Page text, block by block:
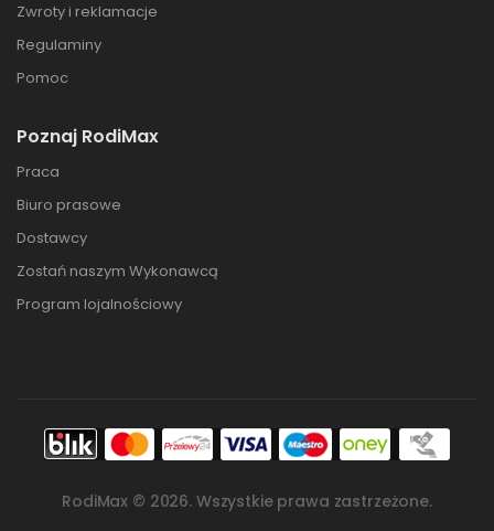
Zwroty i reklamacje
Regulaminy
Pomoc
Poznaj RodiMax
Praca
Biuro prasowe
Dostawcy
Zostań naszym Wykonawcą
Program lojalnościowy
RodiMax © 2026. Wszystkie prawa zastrzeżone.